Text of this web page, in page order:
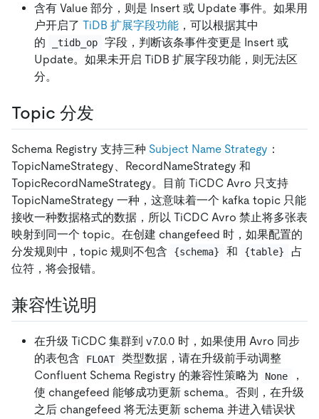
含有 Value 部分，则是 Insert 或 Update 事件。如果用
户开启了 TiDB 扩展字段功能 ，可以根据其中
的
_tidb_op
字段，判断该条事件变更是 Insert 或
Update。如果未开启 TiDB 扩展字段功能，则无法区
分。
Topic 分发
Schema Registry 支持三种 Subject Name Strategy ：
TopicNameStrategy、RecordNameStrategy 和
TopicRecordNameStrategy。目前 TiCDC Avro 只支持
TopicNameStrategy 一种，这意味着一个 kafka topic 只能
接收一种数据格式的数据，所以 TiCDC Avro 禁止将多张表
映射到同一个 topic。在创建 changefeed 时，如果配置的
分发规则中，topic 规则不包含
{schema} 和 {table}
占
位符，将会报错。
兼容性说明
在升级 TiCDC 集群到 v7.0.0 时，如果使用 Avro 同步
的表包含
FLOAT 类型数据，请在升级前手动调整
Confluent Schema Registry 的兼容性策略为
None
，
使 changefeed 能够成功更新 schema。否则，在升级
之后 changefeed 将无法更新 schema 并进入错误状